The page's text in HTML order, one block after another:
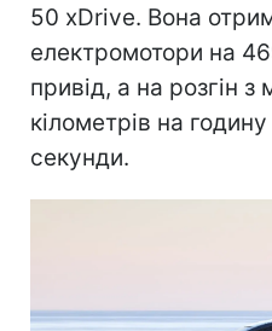
50 xDrive. Вона
електромотори на
привід, а на розгін з
кілометрів на
секунди.